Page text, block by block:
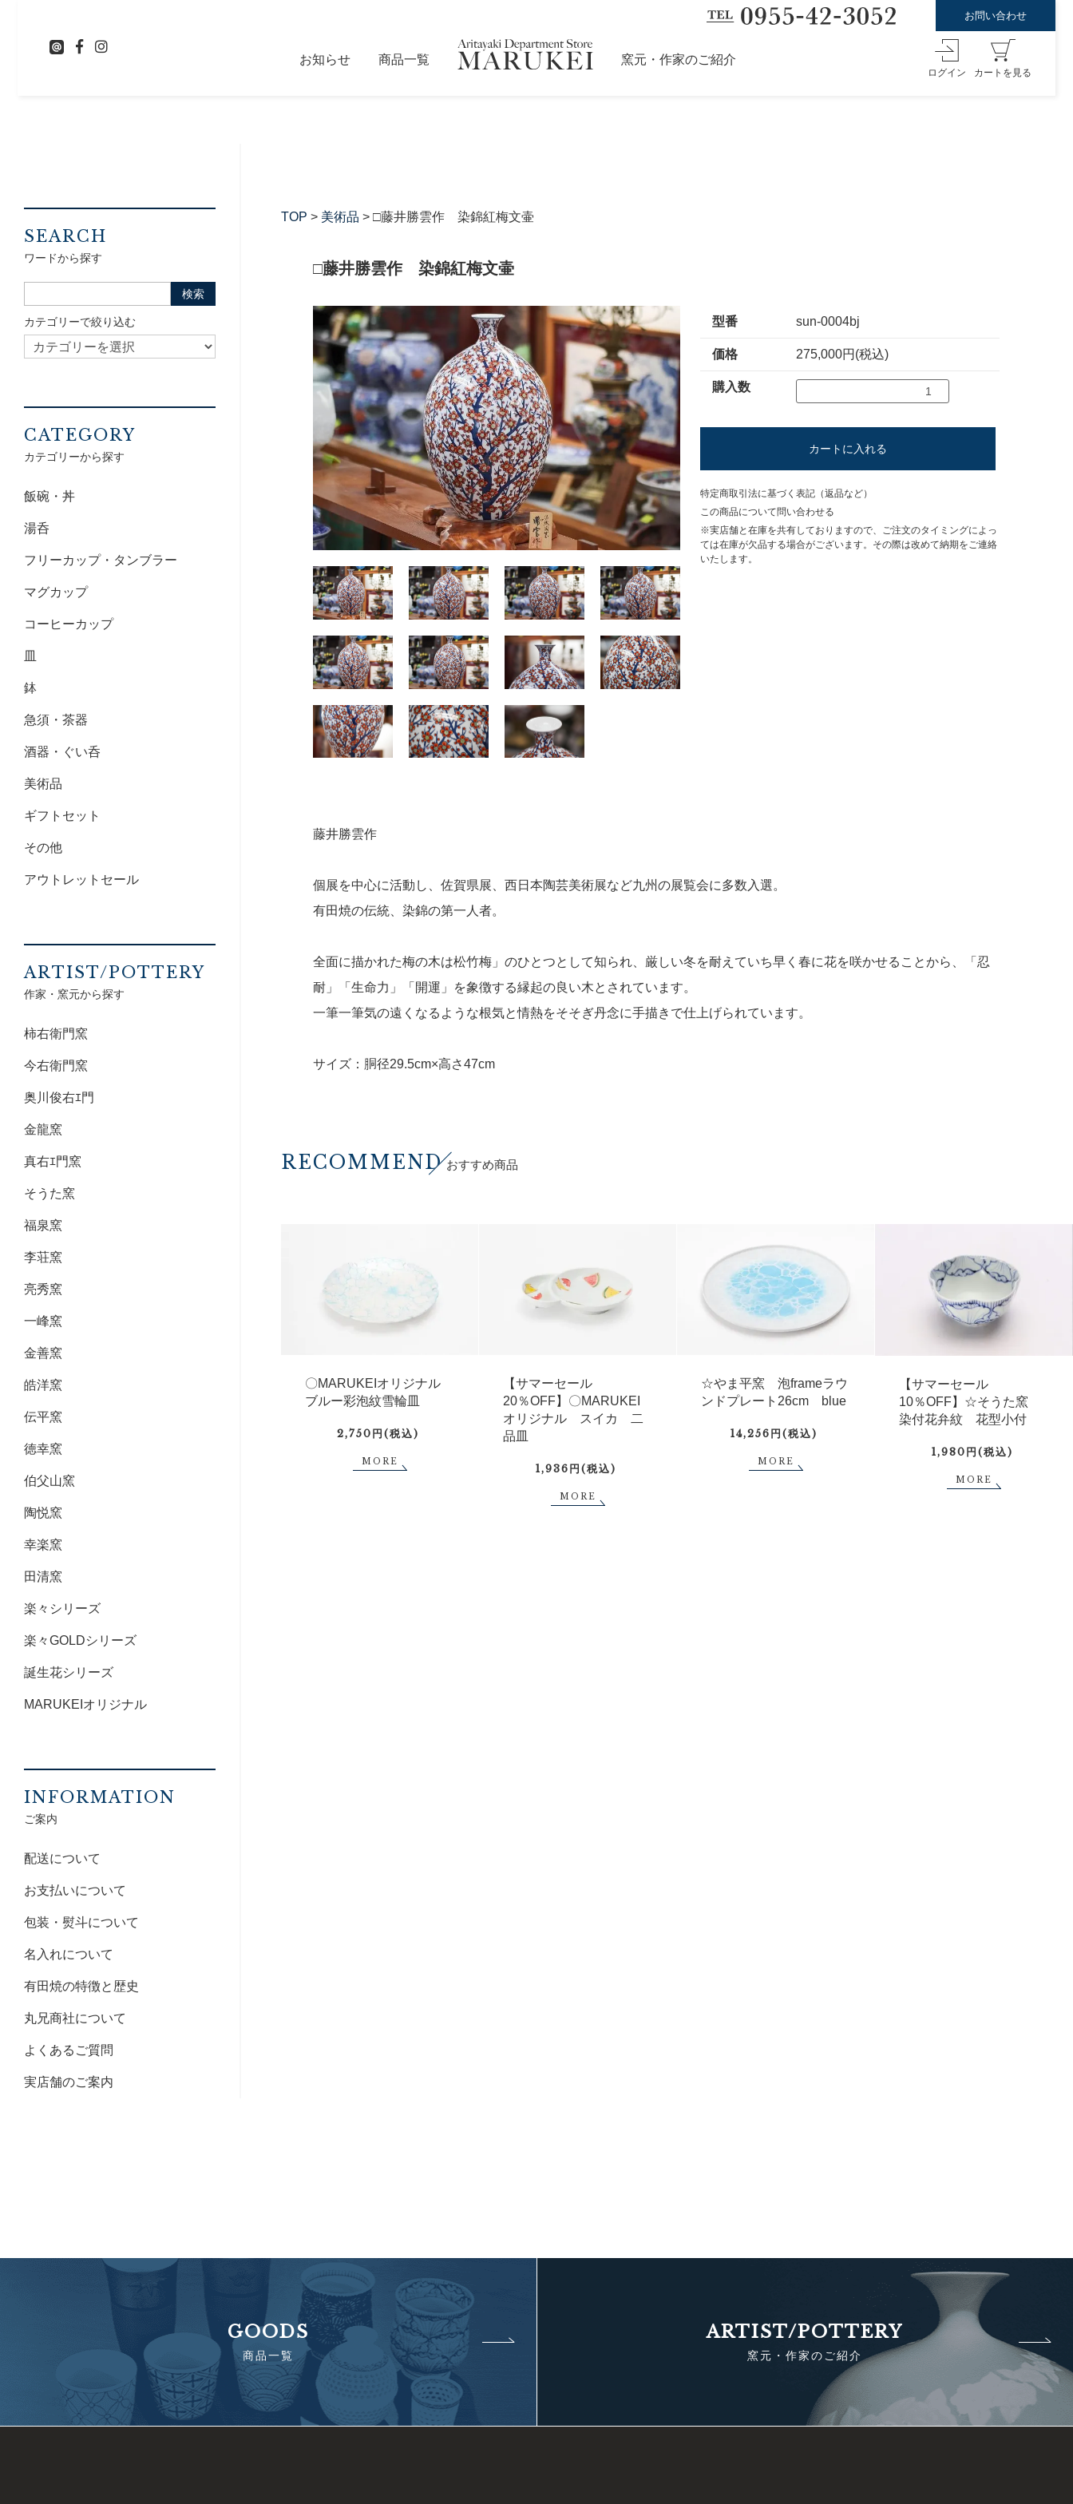
お問い合わせ
お知らせ 商品一覧 窯元・作家のご紹介
ログイン カートを見る
TOP > 美術品 > □藤井勝雲作 染錦紅梅文壷
□藤井勝雲作 染錦紅梅文壷
型番 sun-0004bj
価格 275,000円(税込)
購入数
カートに入れる
特定商取引法に基づく表記（返品など）
この商品について問い合わせる
※実店舗と在庫を共有しておりますので、ご注文のタイミングによっ
ては在庫が欠品する場合がございます。その際は改めて納期をご連絡
いたします。
藤井勝雲作
個展を中心に活動し、佐賀県展、西日本陶芸美術展など九州の展覧会に多数入選。
有田焼の伝統、染錦の第一人者。
全面に描かれた梅の木は松竹梅」のひとつとして知られ、厳しい冬を耐えていち早く春に花を咲かせることから、「忍
耐」「生命力」「開運」を象徴する縁起の良い木とされています。
一筆一筆気の遠くなるような根気と情熱をそそぎ丹念に手描きで仕上げられています。
サイズ：胴径29.5cm×高さ47cm
RECOMMEND おすすめ商品
〇MARUKEIオリジナル
ブルー彩泡紋雪輪皿
2,750円(税込)
MORE
【サマーセール
20％OFF】〇MARUKEI
オリジナル スイカ 二
品皿
1,936円(税込)
MORE
☆やま平窯 泡frameラウ
ンドプレート26cm blue
14,256円(税込)
MORE
【サマーセール
10％OFF】☆そうた窯
染付花弁紋 花型小付
1,980円(税込)
MORE
SEARCH
ワードから探す
カテゴリーで絞り込む
CATEGORY
カテゴリーから探す
飯碗・丼
湯呑
フリーカップ・タンブラー
マグカップ
コーヒーカップ
皿
鉢
急須・茶器
酒器・ぐい呑
美術品
ギフトセット
その他
アウトレットセール
ARTIST/POTTERY
作家・窯元から探す
柿右衛門窯
今右衛門窯
奥川俊右ｴ門
金龍窯
真右ｴ門窯
そうた窯
福泉窯
李荘窯
亮秀窯
一峰窯
金善窯
皓洋窯
伝平窯
徳幸窯
伯父山窯
陶悦窯
幸楽窯
田清窯
楽々シリーズ
楽々GOLDシリーズ
誕生花シリーズ
MARUKEIオリジナル
INFORMATION
ご案内
配送について
お支払いについて
包装・熨斗について
名入れについて
有田焼の特徴と歴史
丸兄商社について
よくあるご質問
実店舗のご案内
GOODS
商品一覧
ARTIST/POTTERY
窯元・作家のご紹介